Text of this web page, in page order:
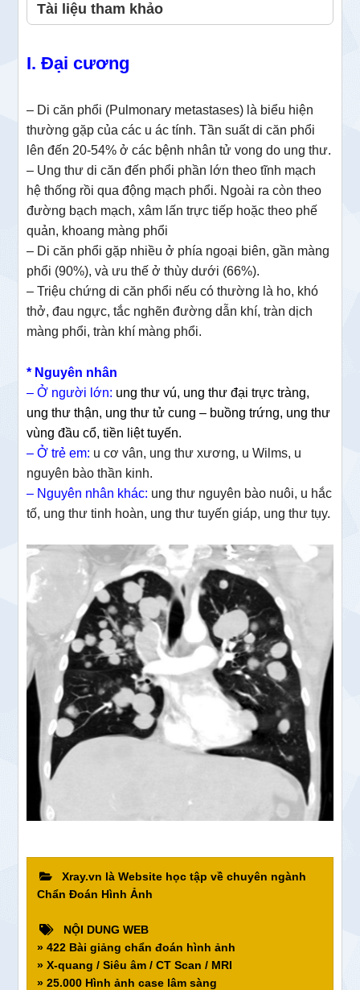
Tài liệu tham khảo
I. Đại cương
– Di căn phổi (Pulmonary metastases) là biểu hiện
thường gặp của các u ác tính. Tần suất di căn phổi
lên đến 20-54% ở các bệnh nhân tử vong do ung thư.
– Ung thư di căn đến phổi phần lớn theo tĩnh mạch
hệ thống rồi qua động mạch phổi. Ngoài ra còn theo
đường bạch mạch, xâm lấn trực tiếp hoặc theo phế
quản, khoang màng phổi
– Di căn phổi gặp nhiều ở phía ngoại biên, gần màng
phổi (90%), và ưu thế ở thùy dưới (66%).
– Triệu chứng di căn phổi nếu có thường là ho, khó
thở, đau ngực, tắc nghẽn đường dẫn khí, tràn dịch
màng phổi, tràn khí màng phổi.
* Nguyên nhân
– Ở người lớn: ung thư vú, ung thư đại trực tràng,
ung thư thận, ung thư tử cung – buồng trứng, ung thư
vùng đầu cổ, tiền liệt tuyến.
– Ở trẻ em: u cơ vân, ung thư xương, u Wilms, u
nguyên bào thần kinh.
– Nguyên nhân khác: ung thư nguyên bào nuôi, u hắc
tố, ung thư tinh hoàn, ung thư tuyến giáp, ung thư tụy.
Xray.vn là Website học tập về chuyên ngành
Chẩn Đoán Hình Ảnh
NỘI DUNG WEB
» 422 Bài giảng chẩn đoán hình ảnh
» X-quang / Siêu âm / CT Scan / MRI
» 25.000 Hình ảnh case lâm sàng